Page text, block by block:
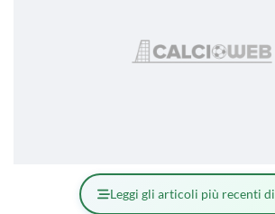
Leggi gli articoli più recenti di